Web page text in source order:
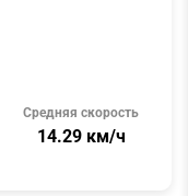
Средняя скорость
14.29 км/ч